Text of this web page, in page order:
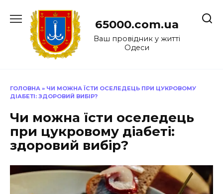
до
65000.com.ua
Ваш провідник у житті
Одеси
ГОЛОВНА » ЧИ МОЖНА ЇСТИ ОСЕЛЕДЕЦЬ ПРИ ЦУКРОВОМУ
ДІАБЕТІ: ЗДОРОВИЙ ВИБІР?
Чи можна їсти оселедець
при цукровому діабеті:
здоровий вибір?